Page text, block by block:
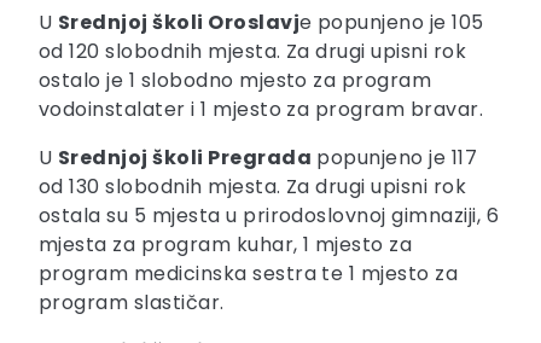
U Srednjoj školi Oroslavje popunjeno je 105
od 120 slobodnih mjesta. Za drugi upisni rok
ostalo je 1 slobodno mjesto za program
vodoinstalater i 1 mjesto za program bravar.
U Srednjoj školi Pregrada popunjeno je 117
od 130 slobodnih mjesta. Za drugi upisni rok
ostala su 5 mjesta u prirodoslovnoj gimnaziji, 6
mjesta za program kuhar, 1 mjesto za
program medicinska sestra te 1 mjesto za
program slastičar.